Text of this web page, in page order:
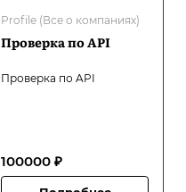
Profile (Все о компаниях)
Проверка по API
Проверка по API
100000 ₽